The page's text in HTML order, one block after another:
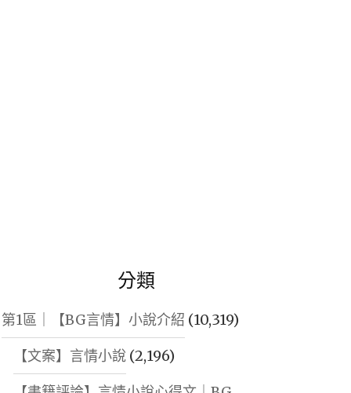
分類
第1區｜【BG言情】小說介紹 (10,319)
【文案】言情小說(2,196)